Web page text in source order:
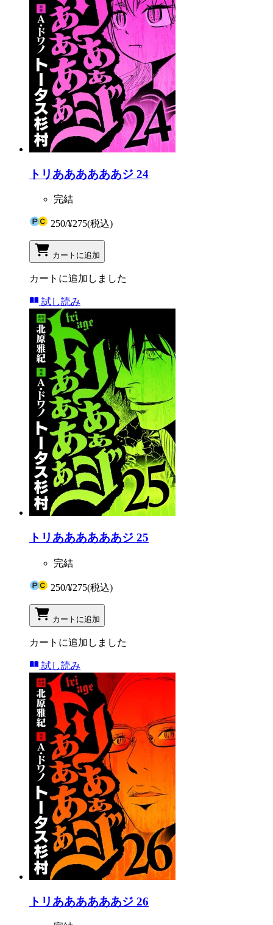
トリああああああジ 24
完結
250/¥275(税込)
カートに追加
カートに追加しました
試し読み
トリああああああジ 25
完結
250/¥275(税込)
カートに追加
カートに追加しました
試し読み
トリああああああジ 26